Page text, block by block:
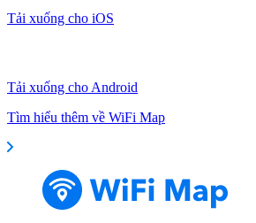
Tải xuống cho iOS
Tải xuống cho Android
Tìm hiểu thêm về WiFi Map